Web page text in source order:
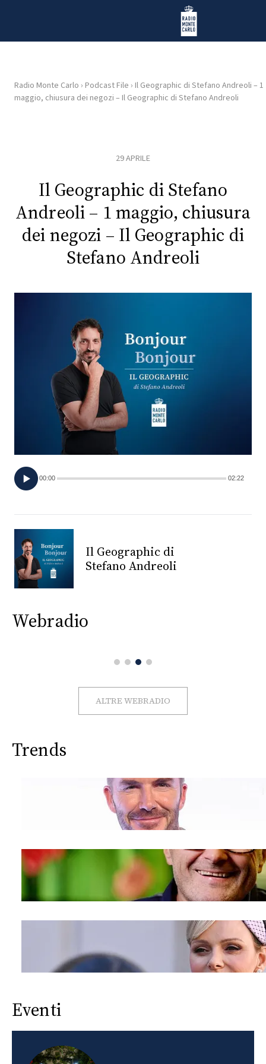
Radio Monte Carlo
HOME
RADIO
PLAYLIST
FOTO
CONCORSI
VIDEO
PRINCIPATO
DI
MONACO
CONSIGLIA
Radio Monte Carlo › Podcast File › Il Geographic di Stefano Andreoli – 1
maggio, chiusura dei negozi – Il Geographic di Stefano Andreoli
29 APRILE
Il Geographic di Stefano
Andreoli – 1 maggio, chiusura
dei negozi – Il Geographic di
Stefano Andreoli
00:00 02:22
Il Geographic di
Stefano Andreoli
Webradio
ALTRE WEBRADIO
Trends
Eventi